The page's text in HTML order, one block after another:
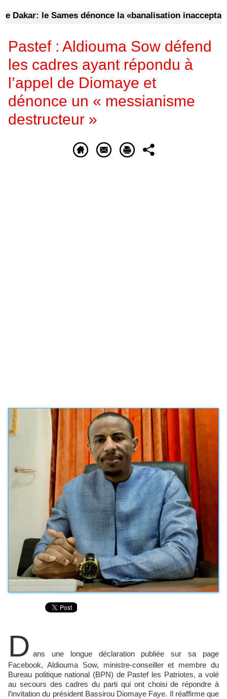
le Sames dénonce la «banalisation inacceptable»
Pastef : Aldiouma Sow défend
les cadres ayant répondu à
l’appel de Diomaye et
dénonce un « messianisme
destructeur »
D ans une longue déclaration publiée sur sa page
Facebook, Aldiouma Sow, ministre-conseiller et membre du
Bureau politique national (BPN) de Pastef les Patriotes, a volé
au secours des cadres du parti qui ont choisi de répondre à
l’invitation du président Bassirou Diomaye Faye. Il réaffirme que